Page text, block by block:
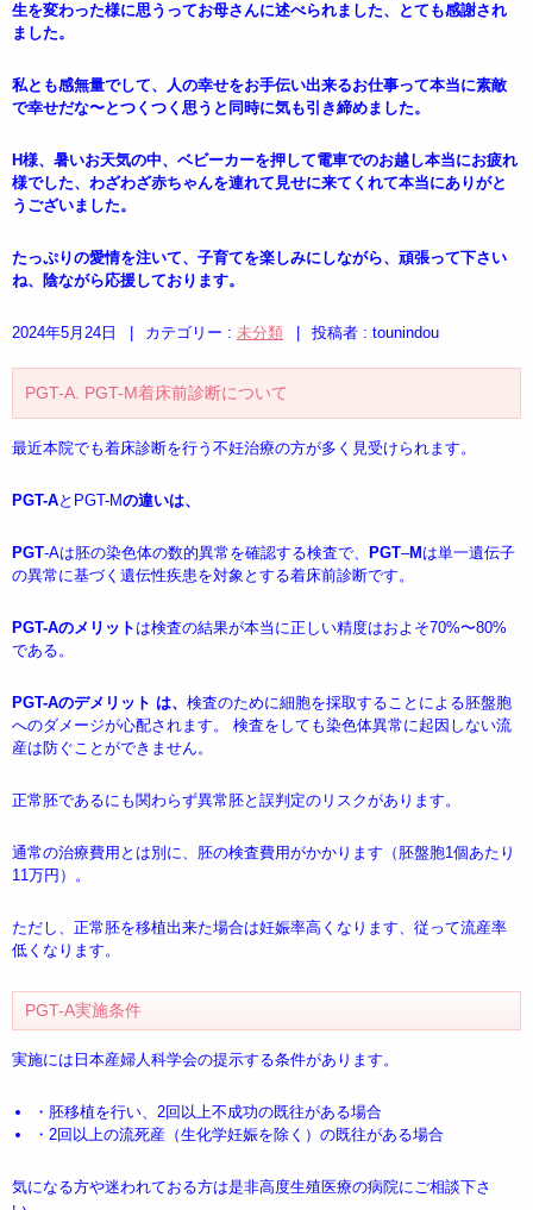
生を変わった様に思うってお母さんに述べられました、とても感謝され
ました。
私とも感無量でして、人の幸せをお手伝い出来るお仕事って本当に素敵
で幸せだな〜とつくつく思うと同時に気も引き締めました。
H様、暑いお天気の中、ベビーカーを押して電車でのお越し本当にお疲れ
様でした、わざわざ赤ちゃんを連れて見せに来てくれて本当にありがと
うございました。
たっぷりの愛情を注いて、子育てを楽しみにしながら、頑張って下さい
ね、陰ながら応援しております。
2024年5月24日 カテゴリー : 未分類 投稿者 : tounindou
PGT-A. PGT-M着床前診断について
最近本院でも着床診断を行う不妊治療の方が多く見受けられます。
PGT-AとPGT-Mの違いは、
PGT-Aは胚の染色体の数的異常を確認する検査で、 PGT–M は単一遺伝子
の異常に基づく遺伝性疾患を対象とする着床前診断です。
PGT-Aのメリット は検査の結果が本当に正しい精度はおよそ70%〜80%
である。
PGT-Aのデメリット は、 検査のために細胞を採取することによる胚盤胞
へのダメージが心配されます。 検査をしても染色体異常に起因しない流
産は防ぐことができません。
正常胚であるにも関わらず異常胚と誤判定のリスクがあります。
通常の治療費用とは別に、胚の検査費用がかかります（胚盤胞1個あたり
11万円）。
ただし、正常胚を移植出来た場合は妊娠率高くなります、従って流産率
低くなります。
PGT-A実施条件
実施には日本産婦人科学会の提示する条件があります。
・胚移植を行い、2回以上不成功の既往がある場合
・2回以上の流死産（生化学妊娠を除く）の既往がある場合
気になる方や迷われておる方は是非高度生殖医療の病院にご相談下さ